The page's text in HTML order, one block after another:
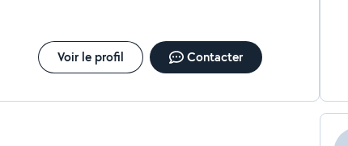
matière d'électricité et je veille à ce que tous les
travaux que je réalise respectent les normes de
sécurité en vigueur. Je suis polyvalent j'ai également
petites bricole
Voir le profil Contacter